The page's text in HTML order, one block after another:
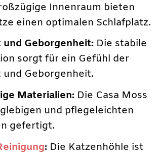
Innenraum bieten
einen optimalen Schlafplatz.
und Geborgenheit: Die stabile
sorgt für ein Gefühl der
und Geborgenheit.
Materialien: Die Casa Moss
und pflegeleichten
gefertigt.
: Die Katzenhöhle ist